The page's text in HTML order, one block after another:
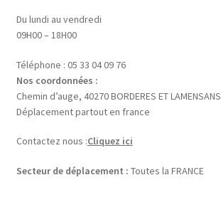
Du lundi au vendredi
09H00 – 18H00
Téléphone : 05 33 04 09 76
Nos coordonnées :
Chemin d’auge, 40270 BORDERES ET LAMENSANS
Déplacement partout en france
Contactez nous :Cliquez ici
Secteur de déplacement : Toutes la FRANCE